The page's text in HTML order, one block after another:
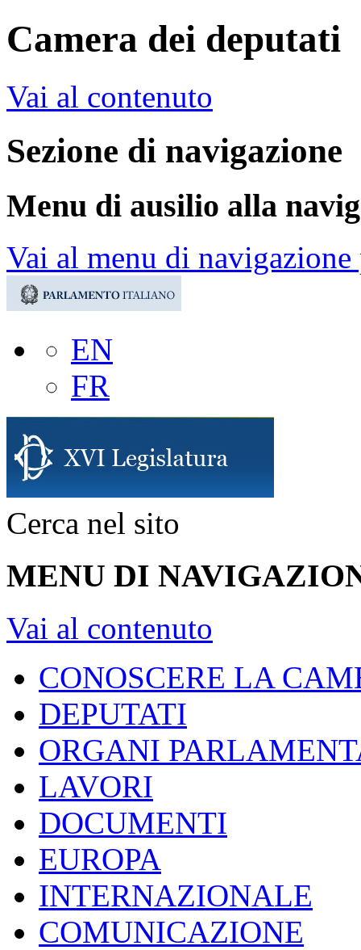
Camera dei deputati
Vai al contenuto
Sezione di navigazione
Menu di ausilio alla
Vai al menu di
EN
FR
Cerca nel sito
MENU DI
Vai al contenuto
CONOSCERE LA
DEPUTATI
ORGANI
LAVORI
DOCUMENTI
EUROPA
INTERNAZIONALE
COMUNICAZIONE